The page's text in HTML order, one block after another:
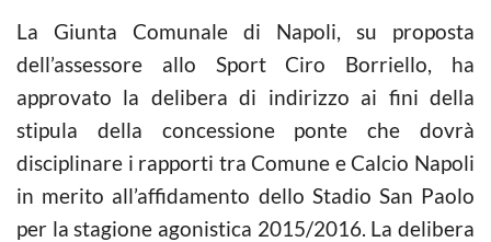
La Giunta Comunale di Napoli, su proposta
dell’assessore allo Sport Ciro Borriello, ha
approvato la delibera di indirizzo ai fini della
stipula della concessione ponte che dovrà
disciplinare i rapporti tra Comune e Calcio Napoli
in merito all’affidamento dello Stadio San Paolo
per la stagione agonistica 2015/2016. La delibera